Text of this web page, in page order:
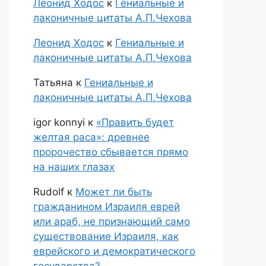
Леонид Ходос к Гениальные и
лаконичные цитаты А.П.Чехова
Леонид Ходос к Гениальные и
лаконичные цитаты А.П.Чехова
Татьяна к Гениальные и
лаконичные цитаты А.П.Чехова
igor konnyi к «Править будет
желтая раса»: древнее
пророчество сбывается прямо
на наших глазах
Rudolf к Может ли быть
гражданином Израиля еврей
или араб, не признающий само
существование Израиля, как
еврейского и демократического